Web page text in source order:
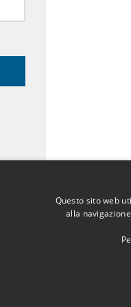
Questo sito web
alla